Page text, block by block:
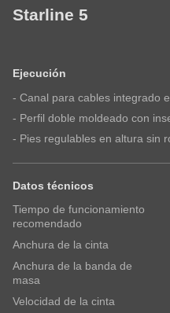
E-Mail
Suscríbase a nuestro
pierda las novedades
RONDO
Name
-
E-
Mail*
Apellido
Suscríbase a nuestro
pierda las novedades
RONDO.
País
Starline 5
Ejecución
- Canal para cables integrado
- Perfil doble moldeado con
- Pies regulables en altura sin
Datos técnicos
Tiempo de funcionamiento
recomendado
Anchura de la cinta
Anchura de la banda de
masa
Velocidad de la cinta